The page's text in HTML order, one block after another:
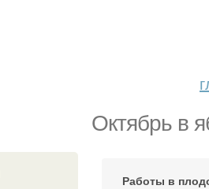
Октябрь в
Работы в